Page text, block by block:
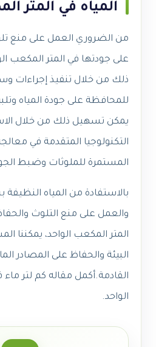
المياه في المتر
من الضروري العمل على منع
على جودتها في المتر المكعب
ذلك من خلال تنفيذ إجراءات
للمحافظة على جودة المياه
يمكن تسهيل ذلك من خلال
التكنولوجيا المتقدمة في
المستمرة للملوثات وضبط
بالاستفادة من المياه
والعمل على منع التلوث
المتر المكعب الواحد، يمكننا
البيئة والحفاظ على المصادر
القادمة.أكمل مقاله كم لتر
الواحد.